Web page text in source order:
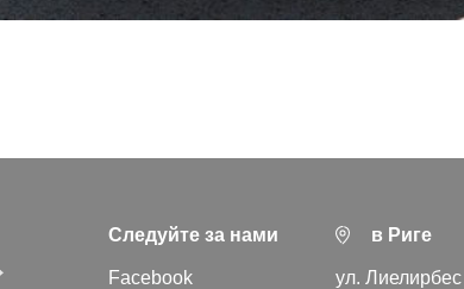
Следуйте за нами
Facebook
в Риге
ул.